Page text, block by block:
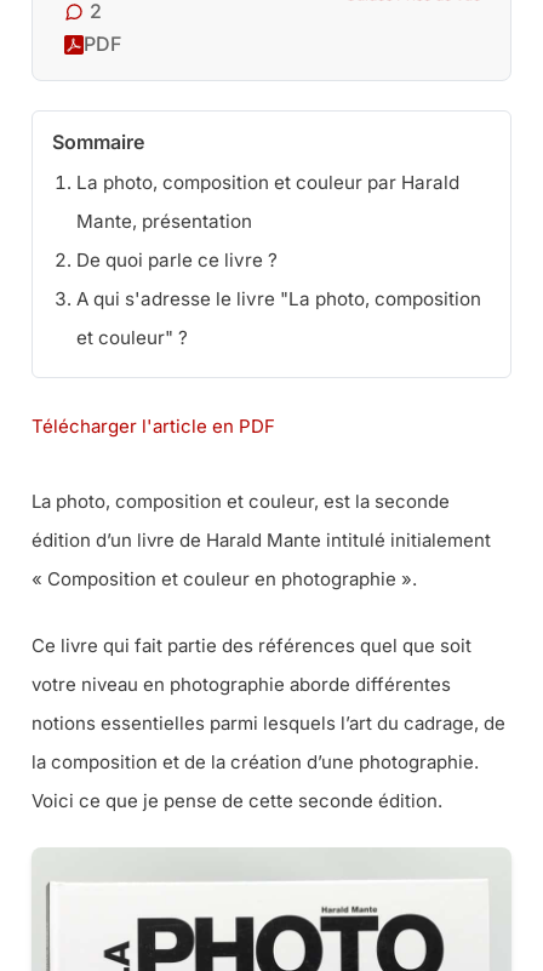
2
PDF
Sommaire
La photo, composition et couleur par Harald
Mante, présentation
De quoi parle ce livre ?
A qui s'adresse le livre "La photo, composition
et couleur" ?
Télécharger l'article en PDF
La photo, composition et couleur, est la seconde
édition d’un livre de Harald Mante intitulé initialement
« Composition et couleur en photographie ».
Ce livre qui fait partie des références quel que soit
votre niveau en photographie aborde différentes
notions essentielles parmi lesquels l’art du cadrage, de
la composition et de la création d’une photographie.
Voici ce que je pense de cette seconde édition.